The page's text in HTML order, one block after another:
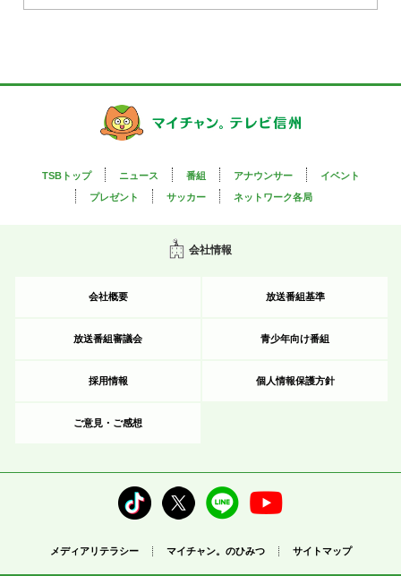
TSBトップ ニュース 番組 アナウンサー
イベント
プレゼント
サッカー ネットワーク各局
会社情報
会社概要 放送番組基準
放送番組審議会 青少年向け番組
採用情報 個人情報保護方針
ご意見・ご感想
メディアリテラシー マイチャン。のひみつ サイトマップ